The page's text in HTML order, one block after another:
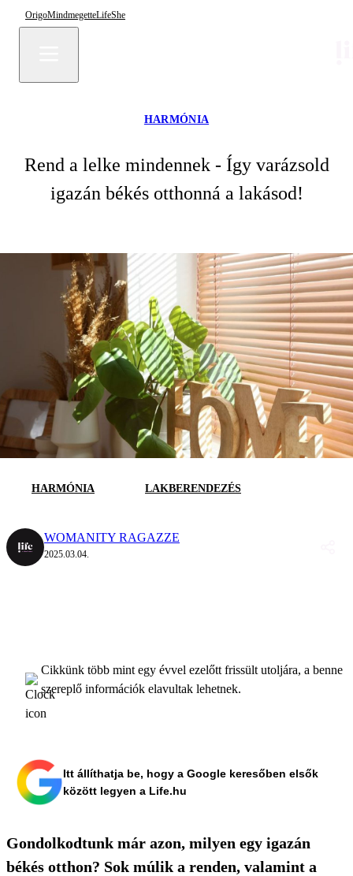
OrigoMindmegetteLifeShe
HARMÓNIA
Rend a lelke mindennek - Így varázsold
igazán békés otthonná a lakásod!
HARMÓNIA LAKBERENDEZÉS
WOMANITY RAGAZZE
2025.03.04.
Cikkünk több mint egy évvel ezelőtt frissült utoljára, a benne
szereplő információk elavultak lehetnek.
Itt állíthatja be, hogy a Google keresőben elsők
között legyen a Life.hu
Gondolkodtunk már azon, milyen egy igazán
békés otthon? Sok múlik a renden, valamint a